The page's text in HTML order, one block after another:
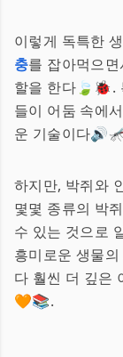
이렇게 독특한
충를 잡아먹으
할을 한다🍃🐞.
들이 어둠 속에
운 기술이다
하지만, 박쥐와
몇몇 종류의 박
수 있는 것으로
흥미로운 생물
다 훨씬 더 깊은
🧡📚.